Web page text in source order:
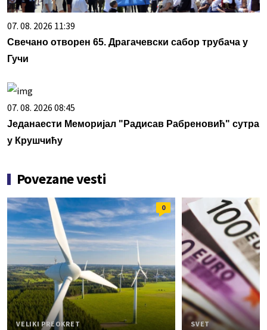
07. 08. 2026 11:39
Свечано отворен 65. Драгачевски сабор трубача у
Гучи
07. 08. 2026 08:45
Једанаести Меморијал "Радисав Рабреновић" сутра
у Крушчићу
Povezane vesti
0
VELIKI PREOKRET SVET